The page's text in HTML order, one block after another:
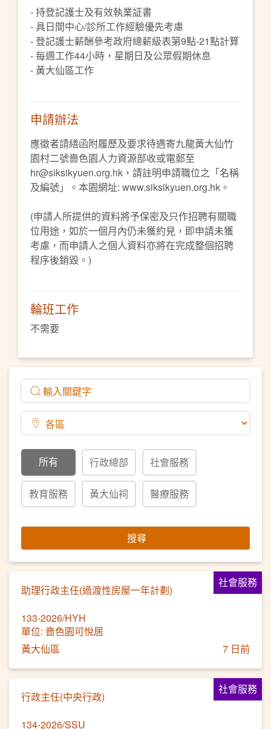
所有 行政總部 社會服務
教育服務 黃大仙祠 醫療服務
搜尋
社會服務
助理行政主任(過渡性房屋一年計劃)
133-2026/HYH
單位: 嗇色園可悅居
黃大仙區
7 日前
社會服務
行政主任(中央行政)
134-2026/SSU
- 持登記護士及有效執業証書
- 具日間中心/診所工作經驗優先考慮
- 登記護士薪酬參考政府總薪級表第9點-21點計算
- 每週工作44小時，星期日及公眾假期休息
- 黃大仙區工作
申請辦法
應徵者請繕函附履歷及要求待遇寄九龍黃大仙竹
園村二號嗇色園人力資源部收或電郵至
hr@siksikyuen.org.hk，請註明申請職位之「名稱
及編號」。本園網址: www.siksikyuen.org.hk。
(申請人所提供的資料將予保密及只作招聘有關職
位用途，如於一個月內仍未獲約見，即申請未獲
考慮，而申請人之個人資料亦將在完成整個招聘
程序後銷毀。)
輪班工作
不需要